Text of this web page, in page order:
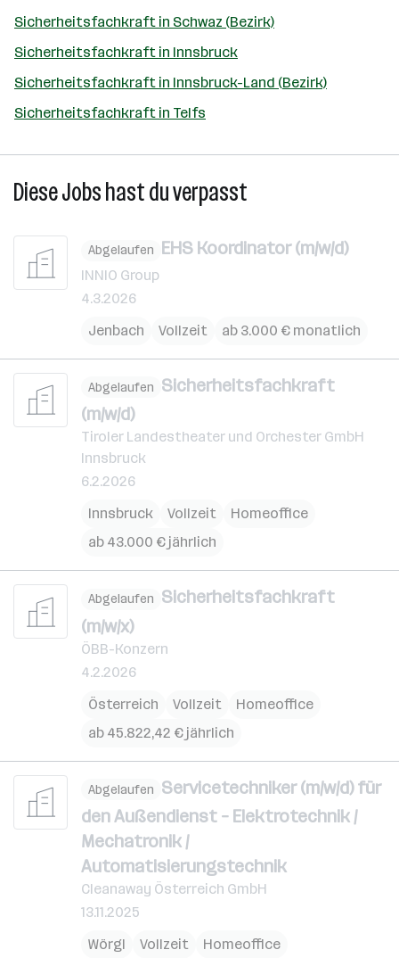
Sicherheitsfachkraft in Schwaz (Bezirk)
Sicherheitsfachkraft in Innsbruck
Sicherheitsfachkraft in Innsbruck-Land (Bezirk)
Sicherheitsfachkraft in Telfs
Diese Jobs hast du verpasst
Abgelaufen EHS Koordinator (m/w/d)
INNIO Group
4.3.2026
Jenbach
Vollzeit ab 3.000 € monatlich
Abgelaufen Sicherheitsfachkraft
(m/w/d)
Tiroler Landestheater und Orchester GmbH
Innsbruck
6.2.2026
Innsbruck
Vollzeit
Homeoffice
ab 43.000 € jährlich
Abgelaufen Sicherheitsfachkraft
(m/w/x)
ÖBB-Konzern
4.2.2026
Österreich
Vollzeit
Homeoffice
ab 45.822,42 € jährlich
Abgelaufen Servicetechniker (m/w/d) für
den Außendienst – Elektrotechnik /
Mechatronik /
Automatisierungstechnik
Cleanaway Österreich GmbH
13.11.2025
Wörgl
Vollzeit Homeoffice